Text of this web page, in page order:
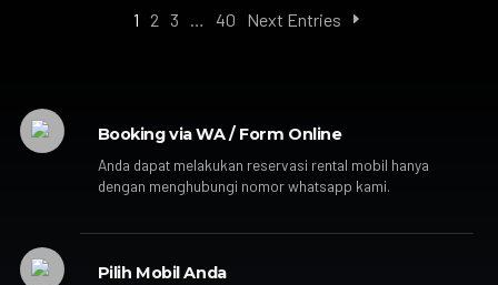
1 2 3 40 Next Entries
Booking via WA / Form Online
Anda dapat melakukan reservasi rental mobil hanya
dengan menghubungi nomor whatsapp kami.
Pilih Mobil Anda